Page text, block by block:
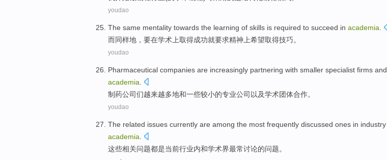
youdao
The same mentality towards the learning of skills is required to succeed in academia
而同样地，要在学术上取得成功就要求精神 上希望取得技巧。
youdao
Pharmaceutical companies are increasingly partnering with smaller specialist firms and
academia
制药公司们越来越多地和一些较小的专业公司 以及学术团体合作。
youdao
The related issues currently are among the most frequently discussed ones in industry
academia
这些相关问题都是当前行业内和学术界最常讨论的问题。